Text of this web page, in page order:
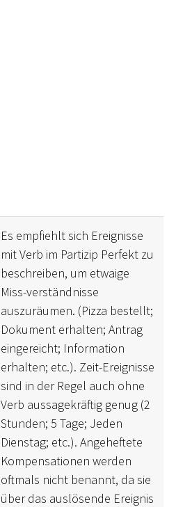
Es empfiehlt sich Ereignisse
mit Verb im Partizip Perfekt zu
beschreiben, um etwaige
Miss-verständnisse
auszuräumen. (Pizza bestellt;
Dokument erhalten; Antrag
eingereicht; Information
erhalten; etc.). Zeit-Ereignisse
sind in der Regel auch ohne
Verb aussagekräftig genug (2
Stunden; 5 Tage; Jeden
Dienstag; etc.). Angeheftete
Kompensationen werden
oftmals nicht benannt, da sie
über das auslösende Ereignis